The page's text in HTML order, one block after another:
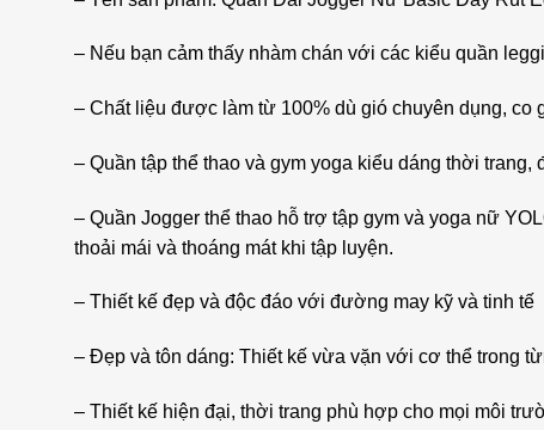
– Nếu bạn cảm thấy nhàm chán với các kiểu quần
– Chất liệu được làm từ 100% dù gió chuyên dụng, co
– Quần tập thể thao và gym yoga kiểu dáng thời
– Quần Jogger thể thao hỗ trợ tập gym và yoga nữ
thoải mái và thoáng mát khi tập luyện.
– Thiết kế đẹp và độc đáo với đường may kỹ và tinh tế
– Đẹp và tôn dáng: Thiết kế vừa vặn với cơ thể trong
– Thiết kế hiện đại, thời trang phù hợp cho mọi môi